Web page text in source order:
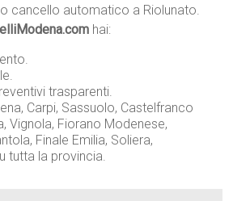
cancello automatico a Riolunato.
hai:
trasparenti.
Carpi, Sassuolo, Castelfranco
Vignola, Fiorano Modenese,
Finale Emilia, Soliera,
tutta la provincia.